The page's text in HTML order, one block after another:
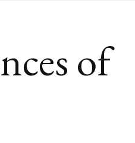
of